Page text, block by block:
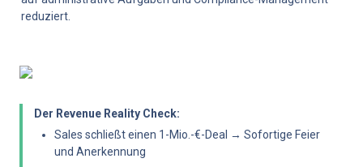
reduziert.
Der Revenue Reality Check:
Sales schließt einen 1-Mio.-€-Deal → Sofortige Feier
und Anerkennung